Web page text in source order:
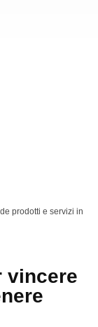
prodotti e servizi in
vincere